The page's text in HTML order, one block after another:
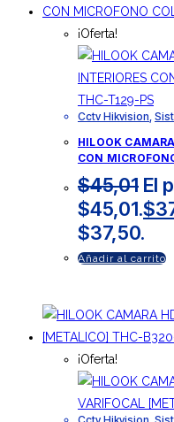
¡Oferta!
Cctv Hikvision,
HILOOK
CON
$45,01 El
$45,01.$
$37,50.
Añadir al carrito
¡Oferta!